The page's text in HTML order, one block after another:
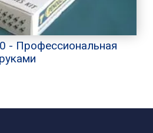
- Профессиональная